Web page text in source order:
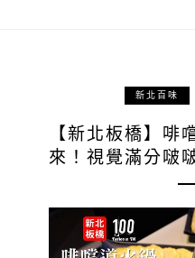
新北百味
【新北板橋】啡
來！視覺滿分啵